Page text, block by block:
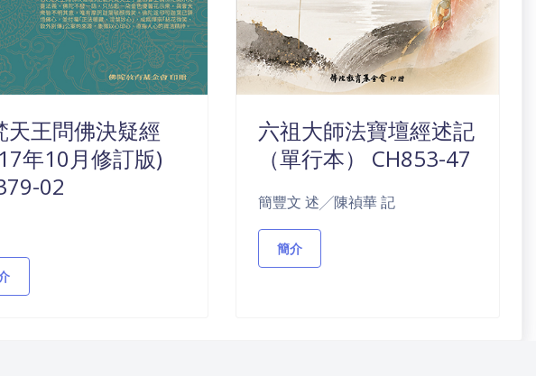
天王問佛決疑經
年10月修訂版)
02
六祖大師法寶壇經述記
（單行本） CH853-47
簡豐文 述╱陳禎華 記
簡介